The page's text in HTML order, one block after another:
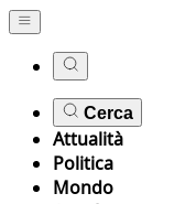
Cerca
Attualità
Politica
Mondo